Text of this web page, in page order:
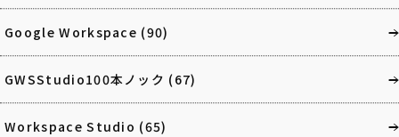
Google Workspace (90)
GWSStudio100本ノック (67)
Workspace Studio (65)